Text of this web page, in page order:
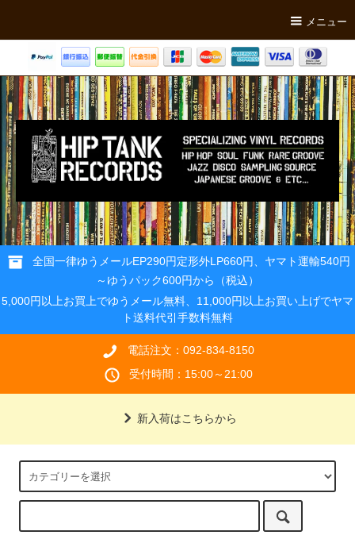
メニュー
全国一律ゆうメールEP290円定形外LP660円、ヤマト運輸540円
～ゆうパック600円から（税込）
5,000円以上お買上でゆうメール無料、11,000円以上お買い上げでヤマ
ト送料代引手数料無料
電話注文：092-834-8150
受付時間：15:00～21:00
新入荷はこちらから